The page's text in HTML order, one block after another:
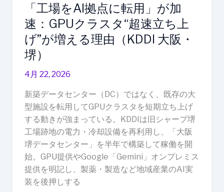
「工場をAI拠点に転用」が加
速：GPUクラスタ“超速立ち上
げ”が増える理由（KDDI 大阪・
堺）
4月 22, 2026
新築データセンター（DC）ではなく、既存の大
型施設を転用してGPUクラスタを短期立ち上げ
する動きが強まっている。KDDIは旧シャープ堺
工場跡地の電力・冷却設備を再利用し、「大阪
堺データセンター」を半年で構築して稼働を開
始。GPU提供やGoogle「Gemini」オンプレミス
提供を明記し、製薬・製造など地域産業のAI実
装を後押しする
GPU
ク
ラ
ス
タ“超
速
ち
上
げ”が
増
え
る
理
由